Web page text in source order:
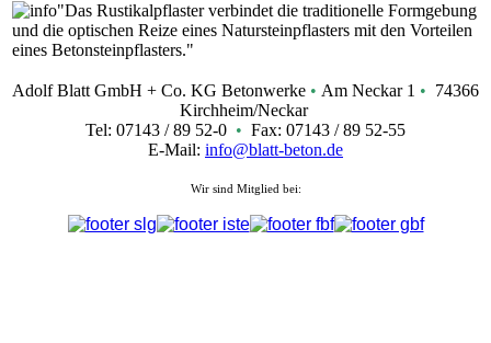
"Das Rustikalpflaster verbindet die traditionelle Formgebung
und die optischen Reize eines Natursteinpflasters mit den Vorteilen
eines Betonsteinpflasters."
Adolf Blatt GmbH + Co. KG Betonwerke • Am Neckar 1 • 74366
Kirchheim/Neckar
Tel: 07143 / 89 52-0 • Fax: 07143 / 89 52-55
E-Mail: info@blatt-beton.de
Wir sind Mitglied bei: